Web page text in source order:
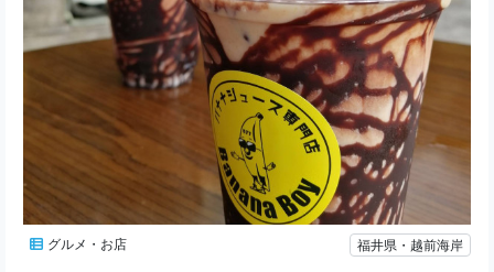
グルメ・お店 福井県・越前海岸